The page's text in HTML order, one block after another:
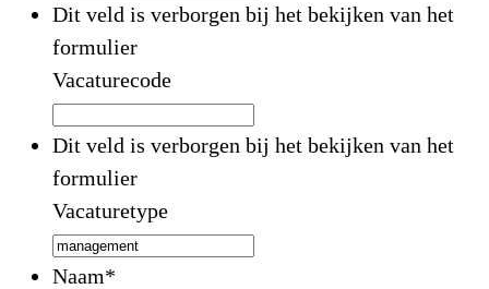
Dit veld is verborgen bij het bekijken van het
formulier
Vacaturecode
Dit veld is verborgen bij het bekijken van het
formulier
Vacaturetype
Naam*